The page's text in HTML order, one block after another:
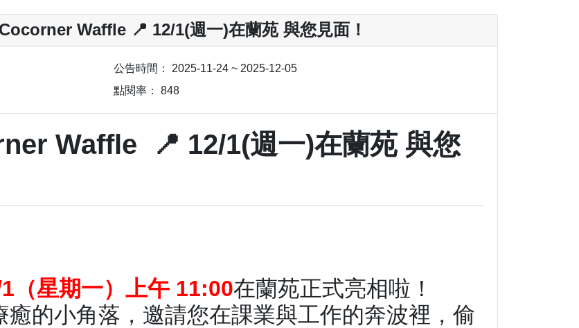
Waffle 📍 12/1(週一)在蘭苑 與您見面！
公告時間： 2025-11-24 ~ 2025-12-05
點閱率： 848
Waffle 📍 12/1(週一)在蘭苑 與您
（星期一）上午 11:00在蘭苑正式亮相啦！
的小角落，邀請您在課業與工作的奔波裡，偷